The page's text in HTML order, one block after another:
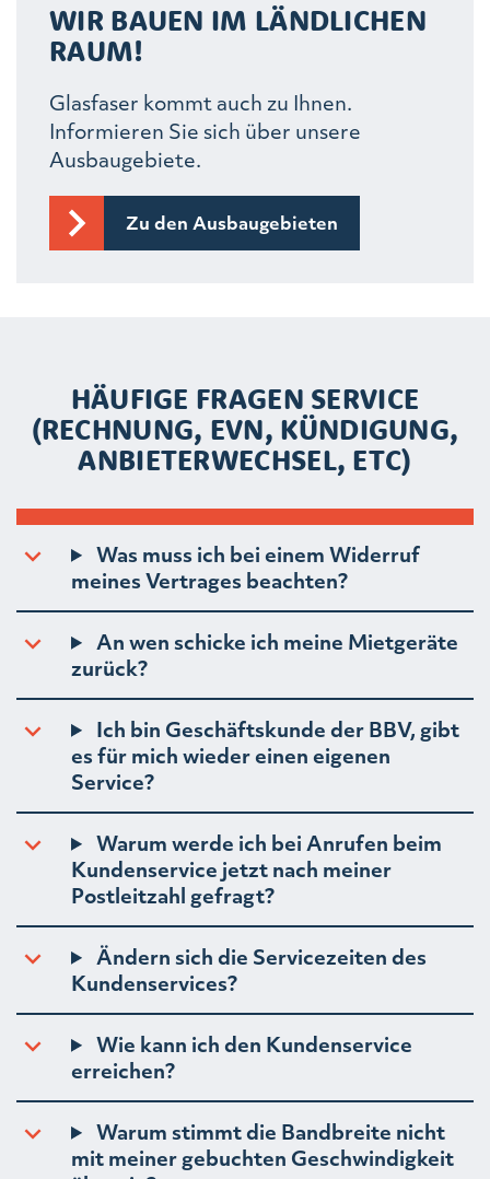
WIR BAUEN IM LÄNDLICHEN
RAUM!
Glasfaser kommt auch zu Ihnen.
Informieren Sie sich über unsere
Ausbaugebiete.
Zu den Ausbaugebieten
HÄUFIGE FRAGEN SERVICE
(RECHNUNG, EVN, KÜNDIGUNG,
ANBIETERWECHSEL, ETC)
Was muss ich bei einem Widerruf
meines Vertrages beachten?
An wen schicke ich meine Mietgeräte
zurück?
Ich bin Geschäftskunde der BBV, gibt
es für mich wieder einen eigenen
Service?
Warum werde ich bei Anrufen beim
Kundenservice jetzt nach meiner
Postleitzahl gefragt?
Ändern sich die Servicezeiten des
Kundenservices?
Wie kann ich den Kundenservice
erreichen?
Warum stimmt die Bandbreite nicht
mit meiner gebuchten Geschwindigkeit